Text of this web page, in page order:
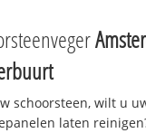
schoorsteen, wilt u
laten